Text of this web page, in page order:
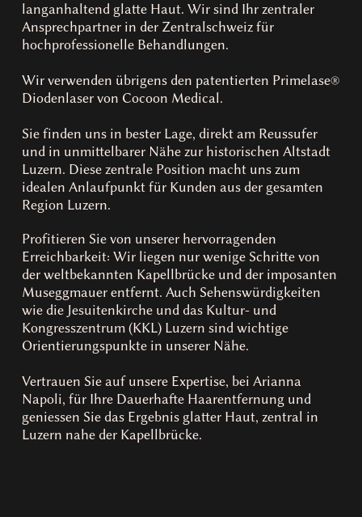
langanhaltend glatte Haut. Wir sind Ihr zentraler
Ansprechpartner in der Zentralschweiz für
hochprofessionelle Behandlungen.
Wir verwenden übrigens den patentierten Primelase®
Diodenlaser von Cocoon Medical.
Sie finden uns in bester Lage, direkt am Reussufer
und in unmittelbarer Nähe zur historischen Altstadt
Luzern. Diese zentrale Position macht uns zum
idealen Anlaufpunkt für Kunden aus der gesamten
Region Luzern.
Profitieren Sie von unserer hervorragenden
Erreichbarkeit: Wir liegen nur wenige Schritte von
der weltbekannten Kapellbrücke und der imposanten
Museggmauer entfernt. Auch Sehenswürdigkeiten
wie die Jesuitenkirche und das Kultur- und
Kongresszentrum (KKL) Luzern sind wichtige
Orientierungspunkte in unserer Nähe.
Vertrauen Sie auf unsere Expertise, bei Arianna
Napoli, für Ihre Dauerhafte Haarentfernung und
geniessen Sie das Ergebnis glatter Haut, zentral in
Luzern nahe der Kapellbrücke.